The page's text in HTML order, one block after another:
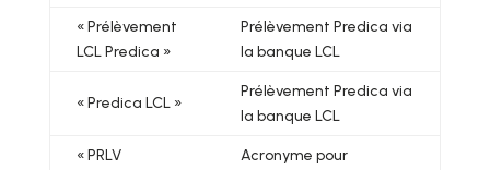
« Prélèvement
LCL Predica »
Prélèvement Predica via
la banque LCL
« Predica LCL »
Prélèvement Predica via
la banque LCL
« PRLV
Acronyme pour